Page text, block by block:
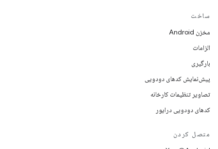
ساخت
مخزن Android
الزامات
بارگیری
پیش‌نمایش کدهای دودویی
تصاویر تنظیمات کارخانه
کدهای دودویی درایور
متصل کردن